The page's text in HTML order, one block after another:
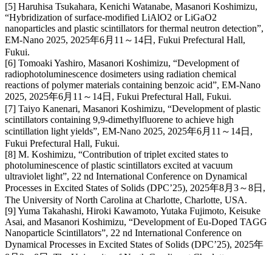
[5] Haruhisa Tsukahara, Kenichi Watanabe, Masanori Koshimizu,
“Hybridization of surface-modified LiAlO2 or LiGaO2
nanoparticles and plastic scintillators for thermal neutron detection”,
EM-Nano 2025, 2025年6月11～14日, Fukui Prefectural Hall,
Fukui.
[6] Tomoaki Yashiro, Masanori Koshimizu, “Development of
radiophotoluminescence dosimeters using radiation chemical
reactions of polymer materials containing benzoic acid”, EM-Nano
2025, 2025年6月11～14日, Fukui Prefectural Hall, Fukui.
[7] Taiyo Kanenari, Masanori Koshimizu, “Development of plastic
scintillators containing 9,9-dimethylfluorene to achieve high
scintillation light yields”, EM-Nano 2025, 2025年6月11～14日,
Fukui Prefectural Hall, Fukui.
[8] M. Koshimizu, “Contribution of triplet excited states to
photoluminescence of plastic scintillators excited at vacuum
ultraviolet light”, 22 nd International Conference on Dynamical
Processes in Excited States of Solids (DPC’25), 2025年8月3～8日,
The University of North Carolina at Charlotte, Charlotte, USA.
[9] Yuma Takahashi, Hiroki Kawamoto, Yutaka Fujimoto, Keisuke
Asai, and Masanori Koshimizu, “Development of Eu-Doped TAGG
Nanoparticle Scintillators”, 22 nd International Conference on
Dynamical Processes in Excited States of Solids (DPC’25), 2025年